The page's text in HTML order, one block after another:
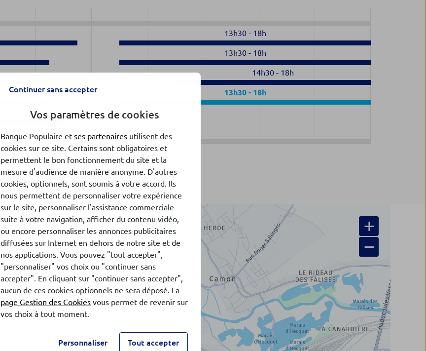
13h30- 18h
13h30- 18h
14h30 - 18h
13h30- 18h
Fermé
+
−
Continuer sans accepter
Vos paramètres de cookies
Banque Populaire et ses partenaires utilisent des
cookies sur ce site. Certains sont obligatoires et
permettent le bon fonctionnement du site et la
mesure d'audience de manière anonyme. D'autres
cookies, optionnels, sont soumis à votre accord. Ils
nous permettent de personnaliser votre expérience
sur le site, personnaliser l'assistance commerciale
suite à votre navigation, afficher du contenu vidéo,
ou encore personnaliser les annonces publicitaires
diffusées sur Internet en dehors de notre site et de
nos applications. Vous pouvez "tout accepter",
"personnaliser" vos choix ou "continuer sans
accepter". En cliquant sur "continuer sans accepter",
aucun de ces cookies optionnels ne sera déposé. La
page Gestion des Cookies vous permet de revenir sur
vos choix à tout moment.
Personnaliser Tout accepter